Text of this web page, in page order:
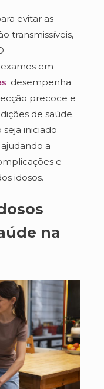
evitar as
transmissíveis,
em
desempenha
precoce e
de saúde.
iniciado
a
e
idosos.
na